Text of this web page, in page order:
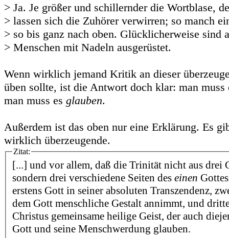
> Ja. Je größer und schillernder die Wortblase,
> lassen sich die Zuhörer verwirren; so manch
> so bis ganz nach oben. Glücklicherweise sind
> Menschen mit Nadeln ausgerüstet.
Wenn wirklich jemand Kritik an dieser
üben sollte, ist die Antwort doch klar: man muss
man muss es glauben.
Außerdem ist das oben nur eine Erklärung. Es
wirklich überzeugende.
Zitat:
[...] und vor allem, daß die Trinität nicht aus drei
sondern drei verschiedene Seiten des einen
erstens Gott in seiner absoluten Transzendenz,
dem Gott menschliche Gestalt annimmt, und
Christus gemeinsame heilige Geist, der auch
Gott und seine Menschwerdung glauben.